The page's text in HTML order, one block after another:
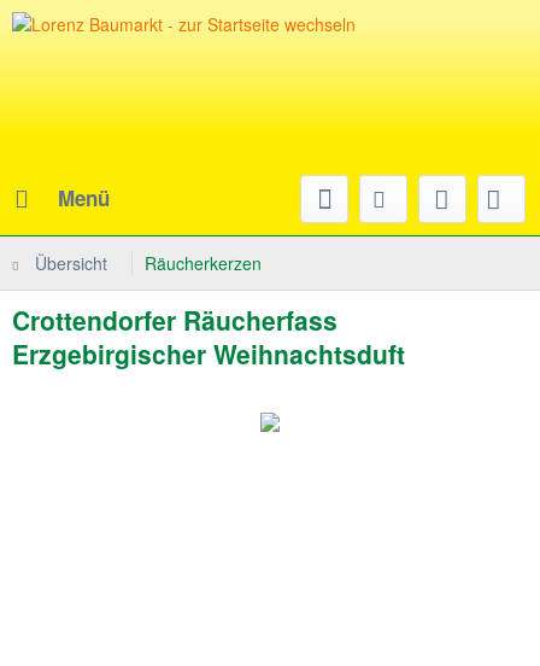
Menü
Übersicht Räucherkerzen
Crottendorfer Räucherfass
Erzgebirgischer Weihnachtsduft